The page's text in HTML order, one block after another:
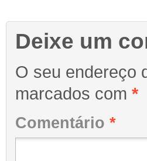
Deixe um
O seu endereço
marcados com *
Comentário *